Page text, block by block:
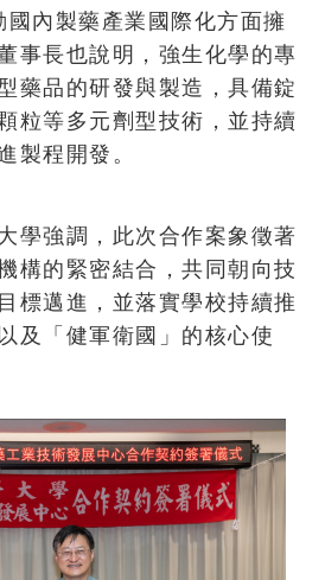
內製藥產業國際化方面擁
事長也說明，強生化學的專
藥品的研發與製造，具備錠
粒等多元劑型技術，並持續
製程開發。
學強調，此次合作案象徵著
構的緊密結合，共同朝向技
標邁進，並落實學校持續推
及「健軍衛國」的核心使